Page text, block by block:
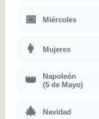
📅 Miércoles
👩 Mujeres
👑
Napoleón
(5 de Mayo)
🎄 Navidad